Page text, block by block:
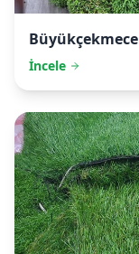
Büyükçekmece
İncele